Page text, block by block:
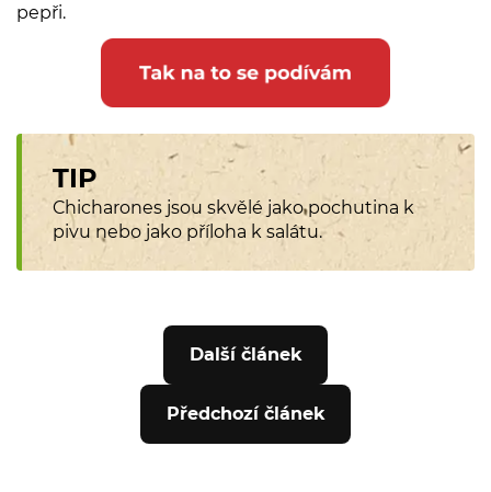
pepři.
Chicharones jsou skvělé jako pochutina k
pivu nebo jako příloha k salátu.
Předchozí článek
Další článek